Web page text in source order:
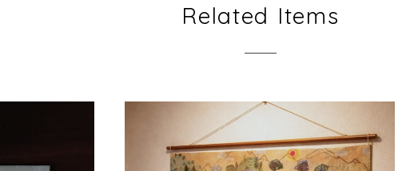
Related Items